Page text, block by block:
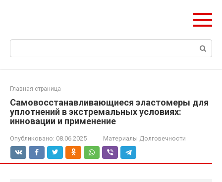
Поиск:
Главная страница
Самовосстанавливающиеся эластомеры для
уплотнений в экстремальных условиях:
инновации и применение
Опубликовано: 08.06.2025 Материалы Долговечности